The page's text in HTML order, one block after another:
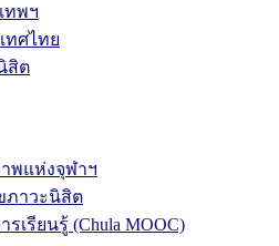
ทพฯ
ทศไทย
สิต
พแห่งจุฬาฯ
ภาวะนิสิต
เรียนรู้ (Chula MOOC)